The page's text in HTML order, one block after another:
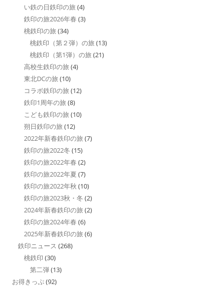
い鉄の日鉄印の旅 (4)
鉄印の旅2026年春 (3)
桃鉄印の旅 (34)
桃鉄印（第２弾）の旅 (13)
桃鉄印（第1弾）の旅 (21)
高校生鉄印の旅 (4)
東北DCの旅 (10)
コラボ鉄印の旅 (12)
鉄印1周年の旅 (8)
こども鉄印の旅 (10)
朔日鉄印の旅 (12)
2022年新春鉄印の旅 (7)
鉄印の旅2022冬 (15)
鉄印の旅2022年春 (2)
鉄印の旅2022年夏 (7)
鉄印の旅2022年秋 (10)
鉄印の旅2023秋・冬 (2)
2024年新春鉄印の旅 (2)
鉄印の旅2024年春 (6)
2025年新春鉄印の旅 (6)
鉄印ニュース (268)
桃鉄印 (30)
第二弾(13)
お得きっぷ(92)